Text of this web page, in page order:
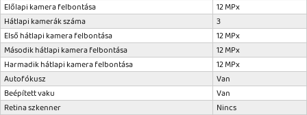
Előlapi kamera felbontása
12 MPx
Hátlapi kamerák száma
3
Első hátlapi kamera felbontása
12 MPx
Második hátlapi kamera felbontása
12 MPx
Harmadik hátlapi kamera felbontása
12 MPx
Autofókusz
Van
Beépített vaku
Van
Retina szkenner
Nincs